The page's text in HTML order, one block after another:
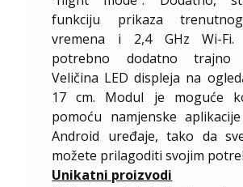
funkciju prikaza
vremena i 2,4 GHz Wi-Fi.
potrebno dodatno trajno
Veličina LED displeja na
17 cm. Modul je moguće
pomoću namjenske
Android uređaje, tako da
možete prilagoditi svojim
Unikatni proizvodi